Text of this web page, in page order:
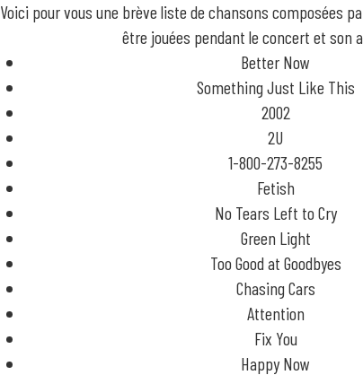
Voici pour vous une brève liste de chansons composées
être jouées pendant le concert et son
Better Now
Something Just Like This
2002
2U
1-800-273-8255
Fetish
No Tears Left to Cry
Green Light
Too Good at Goodbyes
Chasing Cars
Attention
Fix You
Happy Now